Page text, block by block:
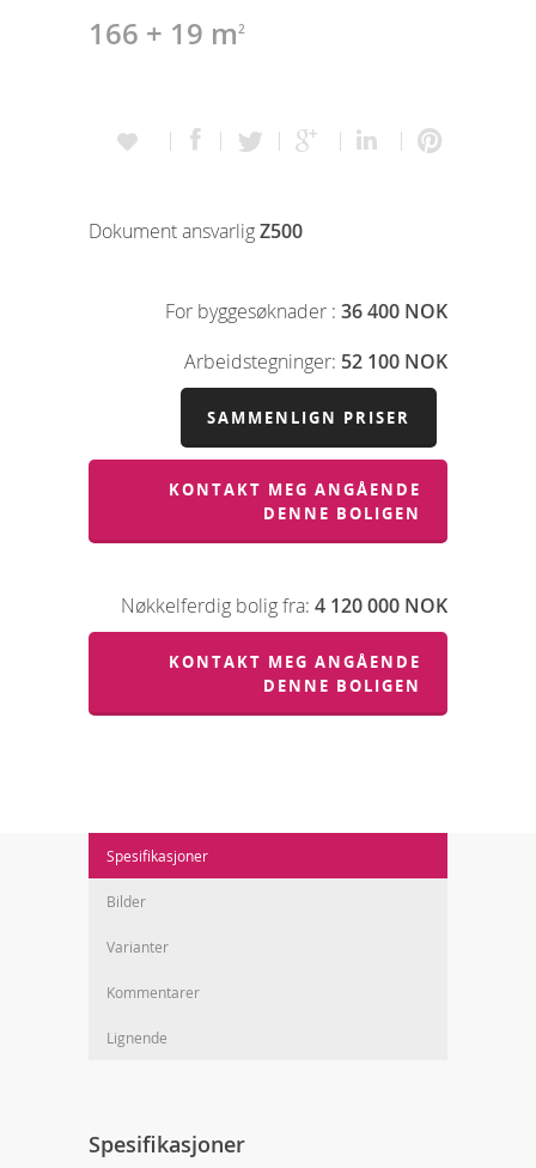
166 + 19 m2
Dokument ansvarligZ500
For byggesøknader : 36 400 NOK
Arbeidstegninger: 52 100 NOK
SAMMENLIGN PRISER
KONTAKT MEG ANGÅENDE
DENNE BOLIGEN
Nøkkelferdig bolig fra: 4 120 000 NOK
KONTAKT MEG ANGÅENDE
DENNE BOLIGEN
Spesifikasjoner
Bilder
Varianter
Kommentarer
Lignende
Spesifikasjoner